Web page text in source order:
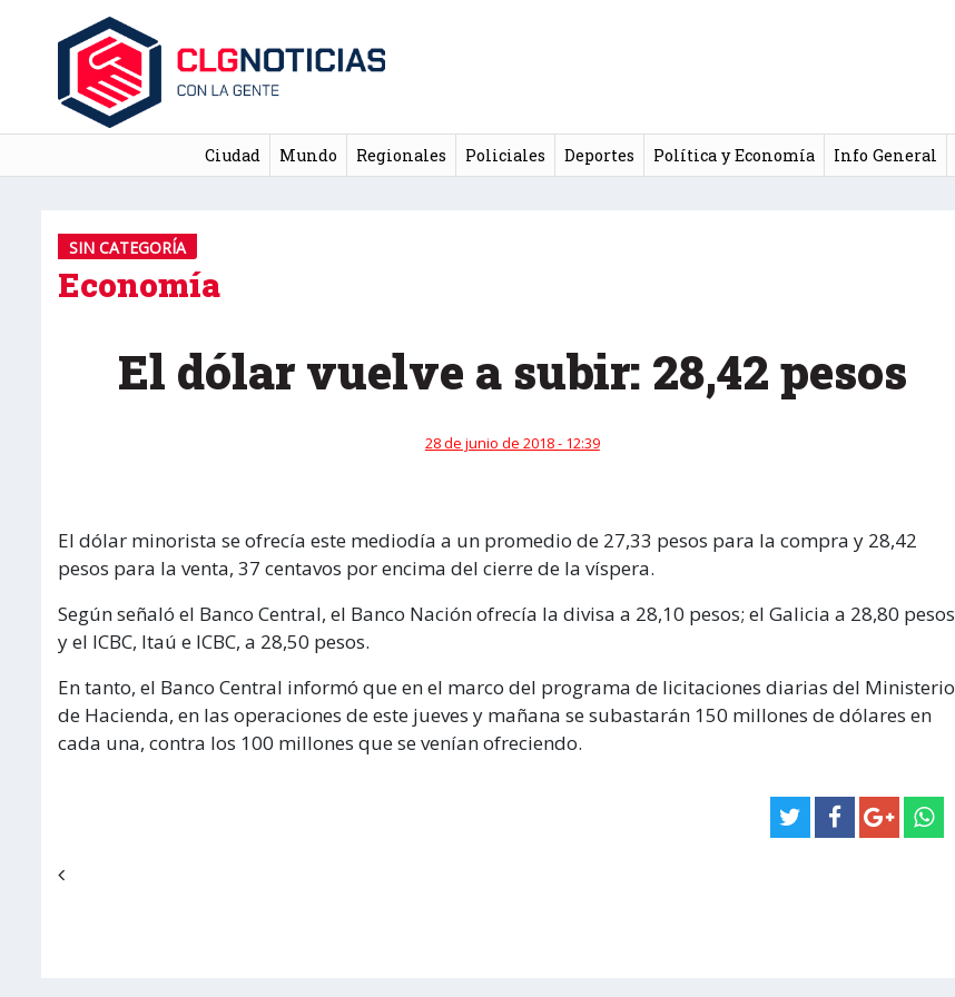
Ciudad Mundo Regionales Policiales Deportes Política y Economía Info General
SIN CATEGORÍA
Economía
El dólar vuelve a subir: 28,42 pesos
28 de junio de 2018 - 12:39
El dólar minorista se ofrecía este mediodía a un promedio de 27,33 pesos para la compra y 28,42
pesos para la venta, 37 centavos por encima del cierre de la víspera.
Según señaló el Banco Central, el Banco Nación ofrecía la divisa a 28,10 pesos; el Galicia a 28,80 pesos
y el ICBC, Itaú e ICBC, a 28,50 pesos.
En tanto, el Banco Central informó que en el marco del programa de licitaciones diarias del Ministerio
de Hacienda, en las operaciones de este jueves y mañana se subastarán 150 millones de dólares en
cada una, contra los 100 millones que se venían ofreciendo.